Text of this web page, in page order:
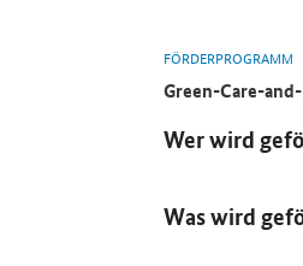
FÖRDERPROGRAMM
Green-Care-
Wer wird
Was wird